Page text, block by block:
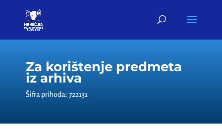
Za korištenje predmeta
iz arhiva
Šifra prihoda: 722131